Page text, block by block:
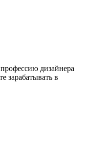
дизайнера
зарабатывать в